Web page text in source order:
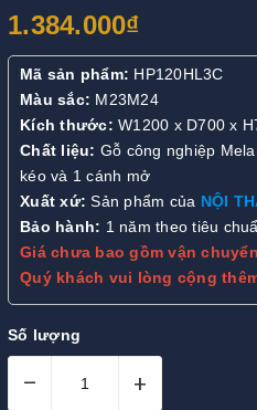
1.384.000₫
Mã sản phẩm: HP120HL3C
Màu sắc: M23M24
Kích thước: W1200 x D700 x
Chất liệu: Gỗ công nghiệp
kéo và 1 cánh mở
Xuất xứ: Sản phẩm của NỘI
Bảo hành: 1 năm theo tiêu
Giá chưa bao gồm vận
Quý khách vui lòng cộng
Số lượng
– +